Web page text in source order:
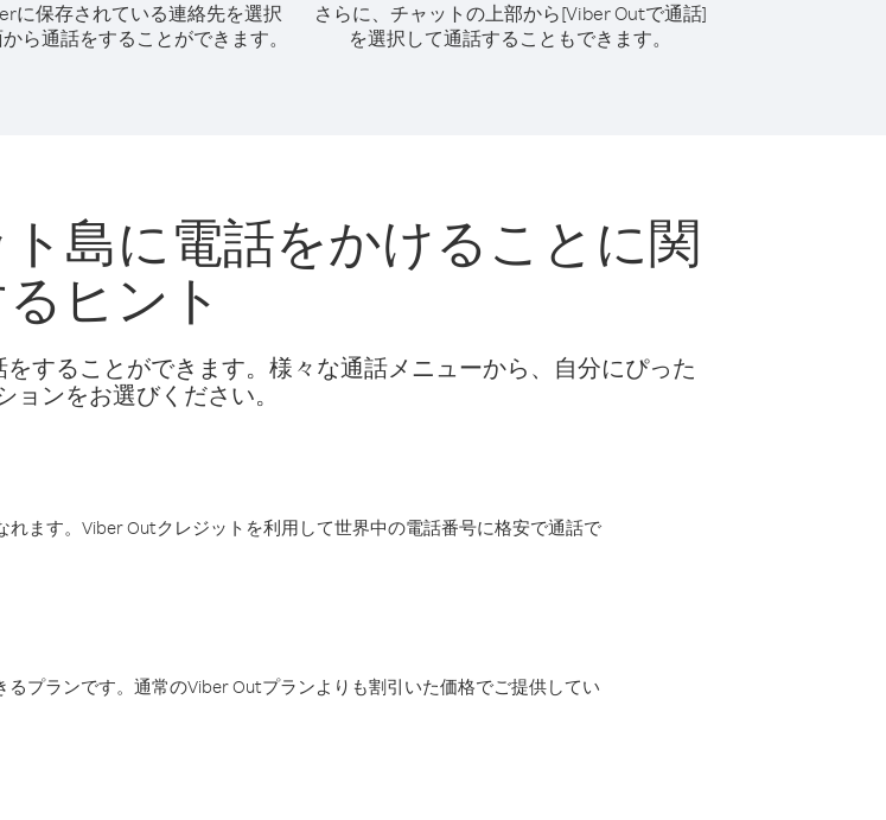
に保存されている連絡先を選択
ら通話をすることができます。
さらに、チャットの上部から[Viber Outで通話]
を選択して通話することもできます。
島に電話をかけることに関
ヒント
することができます。様々な通話メニューから、自分にぴった
ョンをお選びください。
ます。Viber Outクレジットを利用して世界中の電話番号に格安で通話で
プランです。通常のViber Outプランよりも割引いた価格でご提供してい